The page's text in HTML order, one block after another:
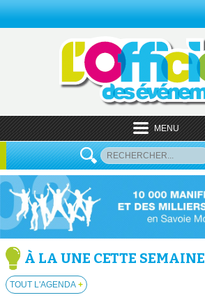
MENU
À LA UNE CETTE SEMAINE
TOUT L'AGENDA +